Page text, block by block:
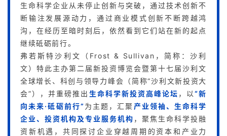
生命科学企业从未停止创新与突破，通过技术创新不
断输注发展源动力，通过商业模式创新不断跨越鸿
沟，在经历至暗时刻后，依然看到它们站在新的起点
继续砥砺前行。
弗若斯特沙利文（Frost & Sullivan，简称：沙利
文）特此主办第二届新投资博览会暨第十七届沙利文
全球增长、科创与领导力峰会（简称“沙利文新投资大
会”），并重磅推出 生命科学新投资高峰论坛 ，以“新
向未来·砥砺前行”为主题，汇聚 产业领袖、生命科学
企业、投资机构及专业服务机构 ，聚焦生命科学投融
资新机遇，共同探讨企业穿越周期的资本和产业力